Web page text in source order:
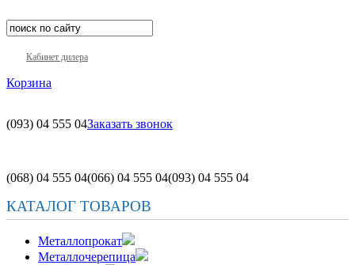
Кабинет дилера
Корзина
(093) 04 555 04Заказать звонок
(068) 04 555 04(066) 04 555 04(093) 04 555 04
КАТАЛОГ ТОВАРОВ
Металлопрокат
Металлочерепица